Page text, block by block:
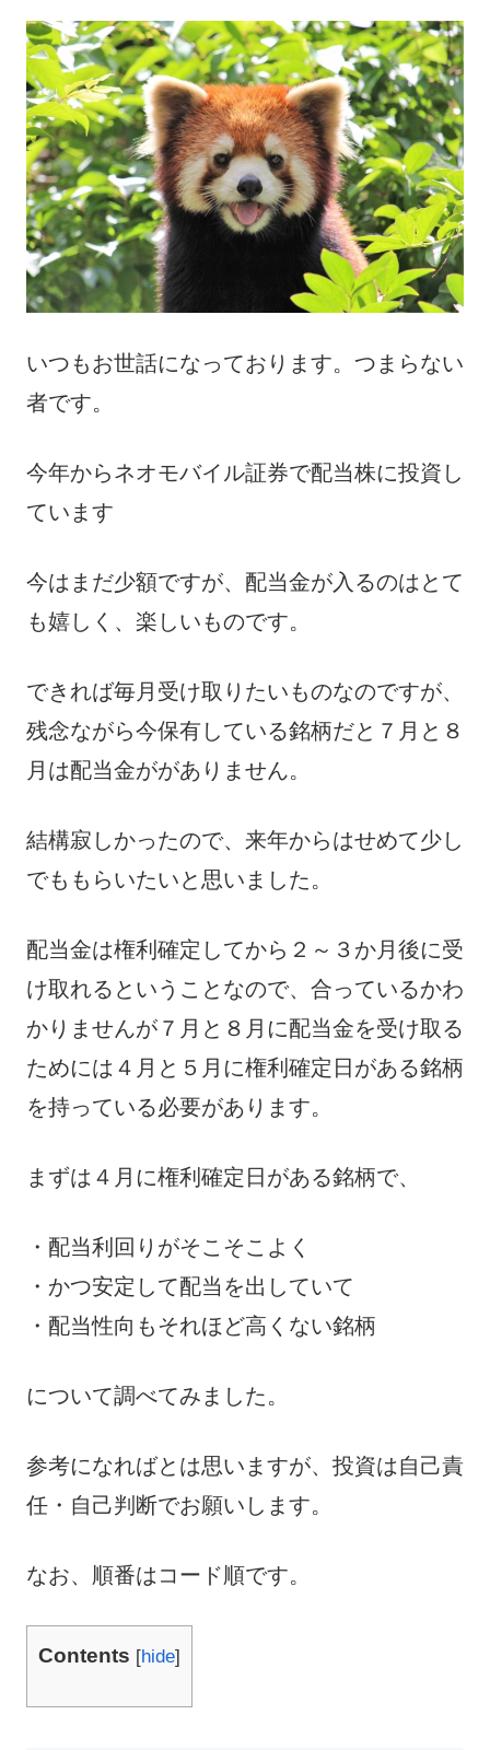
いつもお世話になっております。つまらない
者です。
今年からネオモバイル証券で配当株に投資し
ています
今はまだ少額ですが、配当金が入るのはとて
も嬉しく、楽しいものです。
できれば毎月受け取りたいものなのですが、
残念ながら今保有している銘柄だと７月と８
月は配当金ががありません。
結構寂しかったので、来年からはせめて少し
でももらいたいと思いました。
配当金は権利確定してから２～３か月後に受
け取れるということなので、合っているかわ
かりませんが７月と８月に配当金を受け取る
ためには４月と５月に権利確定日がある銘柄
を持っている必要があります。
まずは４月に権利確定日がある銘柄で、
・配当利回りがそこそこよく
・かつ安定して配当を出していて
・配当性向もそれほど高くない銘柄
について調べてみました。
参考になればとは思いますが、投資は自己責
任・自己判断でお願いします。
なお、順番はコード順です。
Contents [hide]